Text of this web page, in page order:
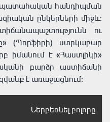
պատահական հանդիպման
ընկերների միջև։
ու
(Պորֆիրի) ստրկաբար
իմանում է «Հաստլիկի»
բարձր աստիճանի
է առաջացնում։
Ներբեռնել բոլորը